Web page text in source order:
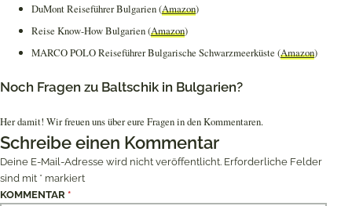
DuMont Reiseführer Bulgarien (Amazon)
Reise Know-How Bulgarien (Amazon)
MARCO POLO Reiseführer Bulgarische Schwarzmeerküste (Amazon)
Noch Fragen zu Baltschik in Bulgarien?
Her damit! Wir freuen uns über eure Fragen in den Kommentaren.
Schreibe einen Kommentar
Deine E-Mail-Adresse wird nicht veröffentlicht. Erforderliche Felder
sind mit * markiert
KOMMENTAR *